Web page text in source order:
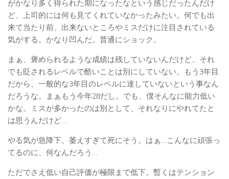
がかなり多く得られた期になったなという感じだったんだけ
ど、上司的には何も見てくれていなかったみたい。何でも出
来て当たり前、出来ないところやミスだけに注目されている
気がする。かなり凹んだ。普通にショック。
まぁ、褒められるような成績は残していないんだけど、それ
でも貶されるレベルで酷いことは別にしていない。もう3年目
だから、一般的な3年目のレベルに達していないという事なん
だろうな。まぁもう今年28だし。でも、僕そんなに能力低い
かな。ミスが多かったのは別として、それなりにやれてたと
は思うんだけど…
やる気が急降下。萎えすぎて死にそう。はぁ…こんなに頑張っ
てるのに、何なんだろう…
ただでさえ低い自己評価が極限まで低下。暫くはテンション